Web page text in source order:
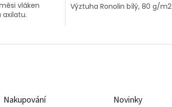
vláken
axilatu.
Výztuha Ronolin bílý, 80 g/m2
Nakupování Novinky